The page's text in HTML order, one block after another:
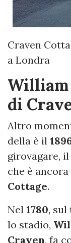
Craven
a Londra
William
di
Altro
della è il
girovagare, il
che è
Cottage.
Nel 1780,
lo stadio,
Craven, fa